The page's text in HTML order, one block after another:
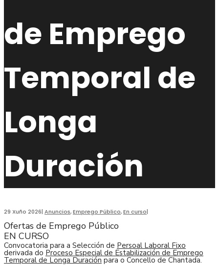
de Emprego
Temporal de
Longa
Duración
29 Xuño 2026| Anuncios,Emprego Público,En curso|
Ofertas de Emprego Público
EN CURSO
Convocatoria para a Selección de Persoal Laboral Fixo
derivada do Proceso Especial de Estabilización de Emprego
Temporal de Longa Duración para o Concello de Chantada.